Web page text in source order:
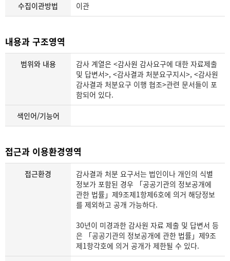
수집이관방법 이관
내용과 구조영역
범위와 내용
감사 계열은 <감사원 감사요구에 대한 자료제출
및 답변서>, <감사결과 처분요구지시>, <감사원
감사결과 처분요구 이행 협조>관련 문서들이 포
함되어 있다.
색인어/기능어
접근과 이용환경영역
접근환경
감사결과 처분 요구서는 법인이나 개인의 식별
정보가 포함된 경우 「공공기관의 정보공개에
관한 법률」제9조제1항제6호에 의거 해당정보
를 제외하고 공개 가능하다.
30년이 미경과한 감사원 자료 제출 및 답변서 등
은 「공공기관의 정보공개에 관한 법률」제9조
제1항각호에 의거 공개가 제한될 수 있다.